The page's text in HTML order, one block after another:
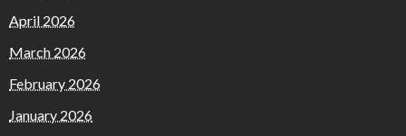
April 2026
March 2026
February 2026
January 2026